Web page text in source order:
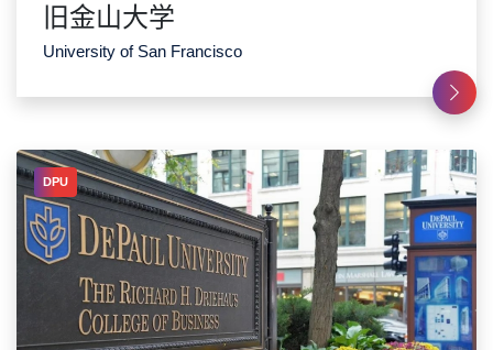
旧金山大学
University of San Francisco
DPU